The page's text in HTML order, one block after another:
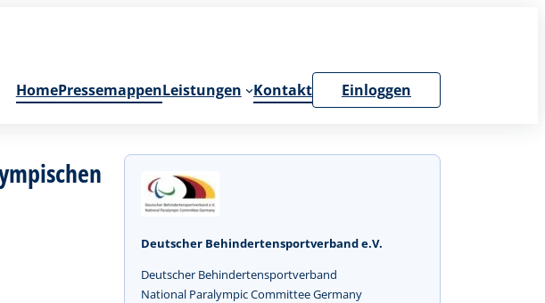
HomePressemappenLeistungen Kontakt Einloggen
Deutscher Behindertensportverband e.V.
Deutscher Behindertensportverband
National Paralympic Committee Germany